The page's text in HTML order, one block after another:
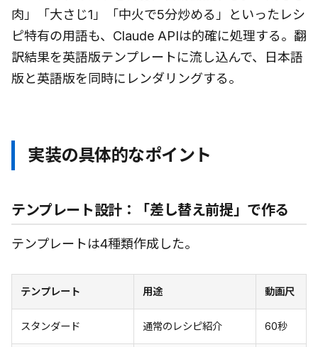
肉」「大さじ1」「中火で5分炒める」といったレシ
ピ特有の用語も、Claude APIは的確に処理する。翻
訳結果を英語版テンプレートに流し込んで、日本語
版と英語版を同時にレンダリングする。
実装の具体的なポイント
テンプレート設計：「差し替え前提」で作る
テンプレートは4種類作成した。
テンプレート 用途 動画尺
スタンダード 通常のレシピ紹介 60秒